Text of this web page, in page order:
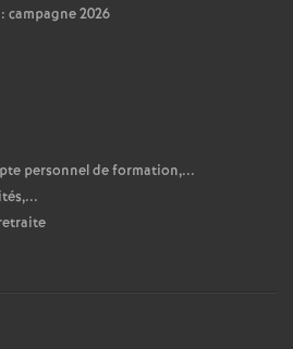
campagne 2026
personnel de formation,...